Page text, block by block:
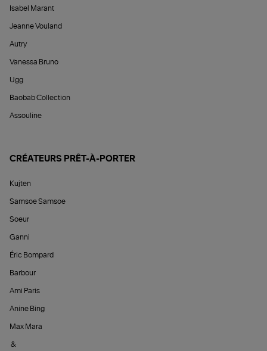
Isabel Marant
Jeanne Vouland
Autry
Vanessa Bruno
Ugg
Baobab Collection
Assouline
CRÉATEURS PRÊT-À-PORTER
Kujten
Samsoe Samsoe
Soeur
Ganni
Éric Bompard
Barbour
Ami Paris
Anine Bing
Max Mara
&